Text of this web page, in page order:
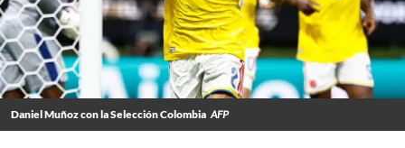
Daniel Muñoz con la Selección Colombia AFP